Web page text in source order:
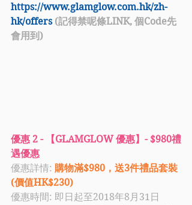
https://www.glamglow.com.hk/zh-
hk/offers (記得禁呢條LINK, 個Code先
會用到)
優惠 2 - 【GLAMGLOW 優惠】- $980禮
遇優惠
優惠詳情: 購物滿$980，送3件禮品套裝
(價值HK$230)
優惠時間: 即日起至2018年8月31日